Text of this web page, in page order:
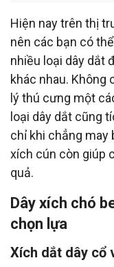
Hiện nay trên thị
nên các bạn có
nhiều loại dây dắt
khác nhau. Không
lý thú cưng một
loại dây dắt cũng
chỉ khi chẳng may
xích cún còn giúp
quả.
Dây xích chó
chọn lựa
Xích dắt dây cổ